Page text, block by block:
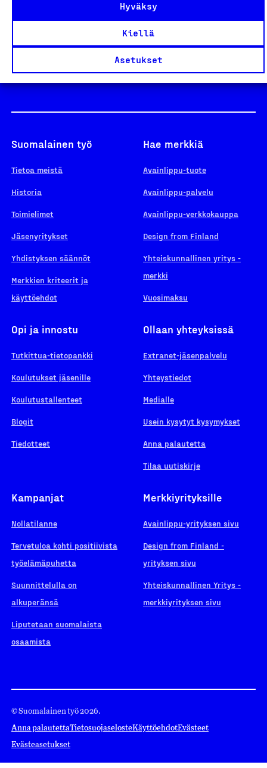
Hyväksy
Kiellä
Asetukset
Yhteiskunnallinen Yritys -merkki
Suomalainen työ
Tietoa meistä
Historia
Toimielimet
Jäsenyritykset
Yhdistyksen säännöt
Merkkien kriteerit ja
käyttöehdot
Hae merkkiä
Avainlippu-tuote
Avainlippu-palvelu
Avainlippu-verkkokauppa
Design from Finland
Yhteiskunnallinen yritys -
merkki
Vuosimaksu
Opi ja innostu
Tutkittua-tietopankki
Koulutukset jäsenille
Koulutustallenteet
Blogit
Tiedotteet
Ollaan yhteyksissä
Extranet-jäsenpalvelu
Yhteystiedot
Medialle
Usein kysytyt kysymykset
Anna palautetta
Tilaa uutiskirje
Kampanjat
Nollatilanne
Tervetuloa kohti positiivista
työelämäpuhetta
Suunnittelulla on
alkuperänsä
Liputetaan suomalaista
osaamista
Merkkiyrityksille
Avainlippu-yrityksen sivu
Design from Finland -
yrityksen sivu
Yhteiskunnallinen Yritys -
merkkiyrityksen sivu
© Suomalainen työ 2026.
Anna palautettaTietosuojaselosteKäyttöehdotEvästeet
Evästeasetukset